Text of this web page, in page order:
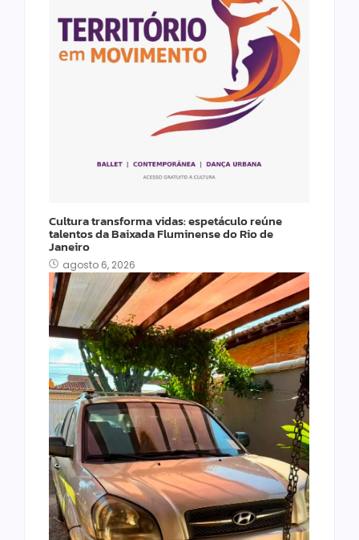
Cultura transforma vidas: espetáculo reúne
talentos da Baixada Fluminense do Rio de
Janeiro
agosto 6, 2026